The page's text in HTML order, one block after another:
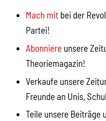
Mach mitbei der
Partei!
Abonniere unsere
Theoriemagazin!
Verkaufe unsere
Freunde an Unis,
Teile unsere Beiträge